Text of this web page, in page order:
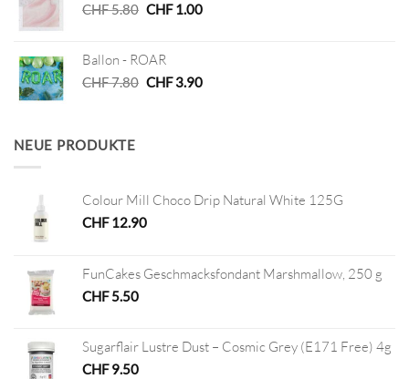
CHF5.80 Ursprünglicher
CHF 5.80
CHF1.00Aktueller
Ballon - ROAR
CHF7.80 Ursprünglicher
CHF3.90Aktueller
NEUE PRODUKTE
Colour Mill Choco Drip Natural White 125G
CHF12.90
FunCakes Geschmacksfondant Marshmallow, 250 g
CHF5.50
Sugarflair Lustre Dust – Cosmic Grey (E171 Free) 4g
CHF9.50